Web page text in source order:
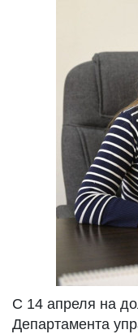
С 14 апреля на
Департамента